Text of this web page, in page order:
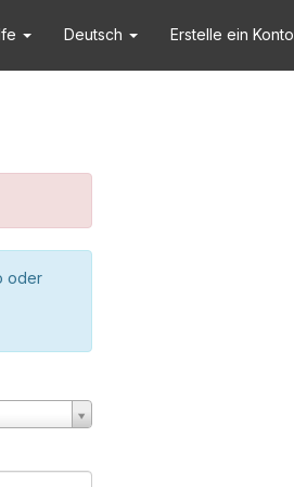
Deutsch Erstelle ein Konto
oder